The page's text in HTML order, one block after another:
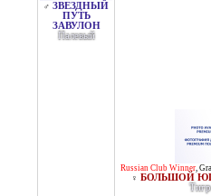
♂ ЗВЕЗДНЫЙ
ПУТЬ
ЗАВУЛОН
Палевый
Russian Club Winner,
♀ БОЛЬШОЙ